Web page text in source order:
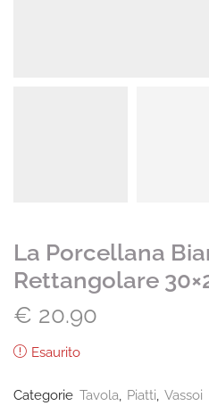
La Porcellana
Rettangolare
€ 20.90
Esaurito
Categorie Tavola Piatti Vassoi